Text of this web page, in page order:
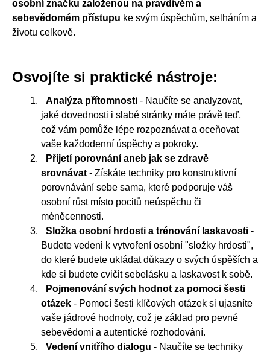
osobní značku založenou na pravdivém a
sebevědomém přístupu ke svým úspěchům, selháním a
životu celkově.
Osvojíte si praktické nástroje:
Analýza přítomnosti- Naučíte se analyzovat,
jaké dovednosti i slabé stránky máte právě teď,
což vám pomůže lépe rozpoznávat a oceňovat
vaše každodenní úspěchy a pokroky.
Přijetí porovnání aneb jak se zdravě
srovnávat - Získáte techniky pro konstruktivní
porovnávání sebe sama, které podporuje váš
osobní růst místo pocitů neúspěchu či
méněcennosti.
Složka osobní hrdosti a trénování laskavosti-
Budete vedeni k vytvoření osobní "složky hrdosti",
do které budete ukládat důkazy o svých úspěších a
kde si budete cvičit sebelásku a laskavost k sobě.
Pojmenování svých hodnot za pomoci šesti
otázek - Pomocí šesti klíčových otázek si ujasníte
vaše jádrové hodnoty, což je základ pro pevné
sebevědomí a autentické rozhodování.
Vedení vnitřího dialogu - Naučíte se techniky